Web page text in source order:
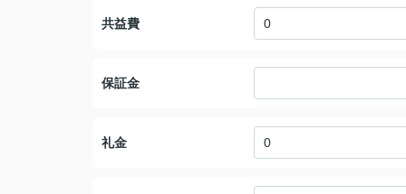
共益費
保証金
礼金